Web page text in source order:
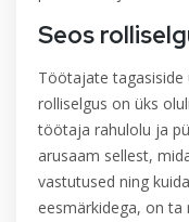
Seos
Töötajate
rolliselgus on üks
töötaja rahulolu ja
arusaam sellest,
vastutused ning
eesmärkidega, on